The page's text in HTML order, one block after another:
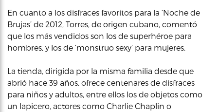
En cuanto a los disfraces favoritos para la ‘Noche de
Brujas’ de 2012, Torres, de origen cubano, comentó
que los más vendidos son los de superhéroe para
hombres, y los de ‘monstruo sexy’ para mujeres.
La tienda, dirigida por la misma familia desde que
abrió hace 39 años, ofrece centenares de disfraces
para niños y adultos, entre ellos los de objetos como
un lapicero, actores como Charlie Chaplin o